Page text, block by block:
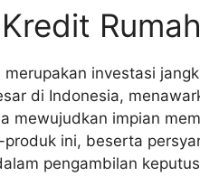
investasi
di Indonesia,
mewujudkan impian
ini, beserta
pengambilan